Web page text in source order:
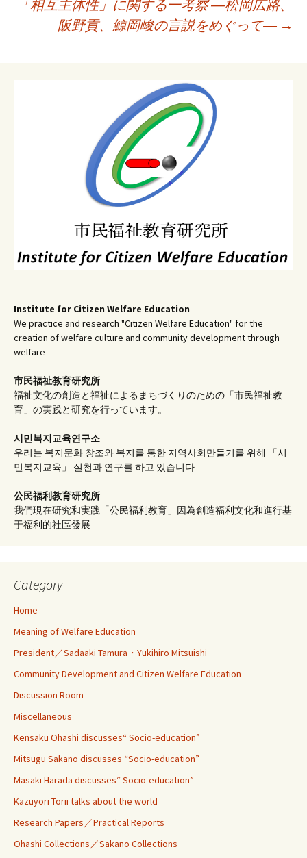
「相互主体性」に関する一考察 ―松岡広路、
阪野貢、鯨岡峻の言説をめぐって― →
Institute for Citizen Welfare Education
We practice and research "Citizen Welfare Education" for the
creation of welfare culture and community development through
welfare
市民福祉教育研究所
福祉文化の創造と福祉によるまちづくりのための「市民福祉教
育」の実践と研究を行っています。
시민복지교육연구소
우리는 복지문화 창조와 복지를 통한 지역사회만들기를 위해 「시
민복지교육」 실천과 연구를 하고 있습니다
公民福利教育研究所
我們現在研究和実践「公民福利教育」因為創造福利文化和進行基
于福利的社區發展
Category
Home
Meaning of Welfare Education
President／Sadaaki Tamura・Yukihiro Mitsuishi
Community Development and Citizen Welfare Education
Discussion Room
Miscellaneous
Kensaku Ohashi discusses“ Socio-education”
Mitsugu Sakano discusses “Socio-education”
Masaki Harada discusses“ Socio-education”
Kazuyori Torii talks about the world
Research Papers／Practical Reports
Ohashi Collections／Sakano Collections